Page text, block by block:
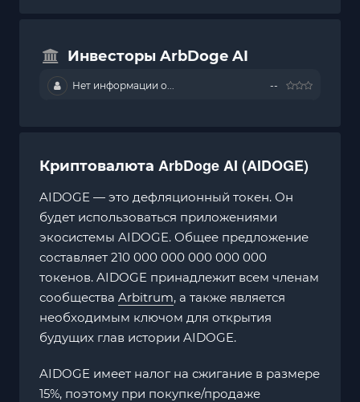
Инвесторы ArbDoge AI
Нет информации о... --
Криптовалюта ArbDoge AI (AIDOGE)
AIDOGE — это дефляционный токен. Он
будет использоваться приложениями
экосистемы AIDOGE. Общее предложение
составляет 210 000 000 000 000 000
токенов. AIDOGE принадлежит всем членам
сообщества Arbitrum, а также является
необходимым ключом для открытия
будущих глав истории AIDOGE.
AIDOGE имеет налог на сжигание в размере
15%, поэтому при покупке/продаже